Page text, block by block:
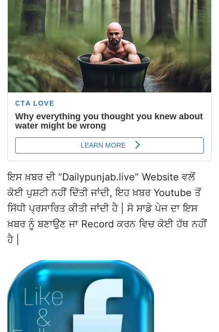
ਇਸ ਖ਼ਬਰ ਦੀ “Dailypunjab.live” Website ਵਲੋਂ
ਕੋਈ ਪੁਸ਼ਟੀ ਨਹੀਂ ਦਿੱਤੀ ਜਾਂਦੀ, ਇਹ ਖ਼ਬਰ Youtube ਤੋਂ
ਸਿੱਧੀ ਪ੍ਰਸਾਰਿਤ ਕੀਤੀ ਜਾਂਦੀ ਹੈ | ਸੋ ਸਾਡੇ ਪੇਜ ਦਾ ਇਸ
ਖ਼ਬਰ ਨੂੰ ਬਣਾਉਣ ਜਾ Record ਕਰਨ ਵਿਚ ਕੋਈ ਹੱਥ ਨਹੀਂ
ਹੈ |